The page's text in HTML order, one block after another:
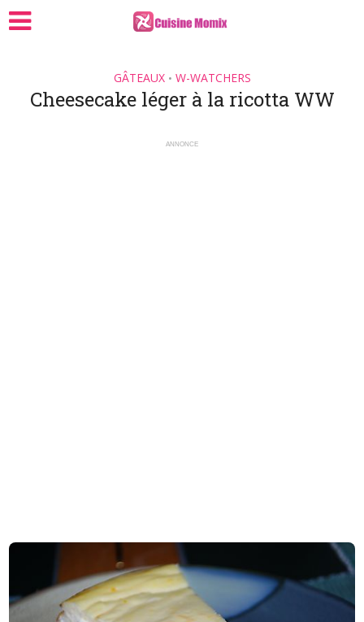
GÂTEAUX • W-WATCHERS
Cheesecake léger à la ricotta WW
ANNONCE